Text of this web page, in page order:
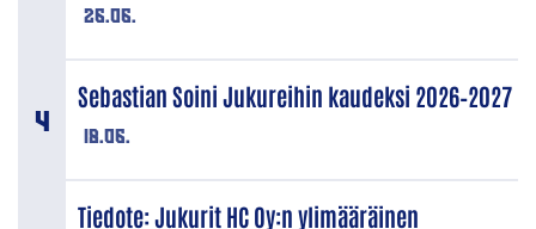
26.06.
18.06.
Sebastian Soini Jukureihin kaudeksi 2026–2027
Tiedote: Jukurit HC Oy:n ylimääräinen